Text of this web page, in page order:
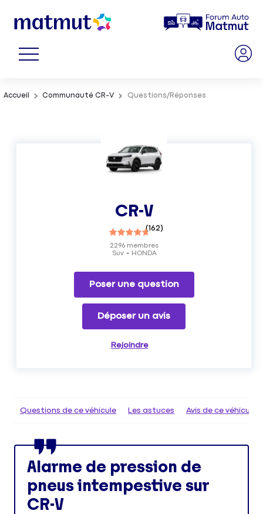
Accueil Communauté CR-V Questions/Réponses
CR-V
(162)
Suv HONDA
2296membres
Poser une question
Déposer un avis
Rejoindre
Questions de ce véhicule Les astuces Avis de ce véhicule
Alarme de pression de
pneus intempestive sur
CR-V